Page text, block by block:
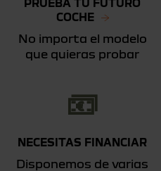
PRUEBA TU FUTURO
COCHE
No importa el modelo
que quieras probar
NECESITAS FINANCIAR
Disponemos de varias